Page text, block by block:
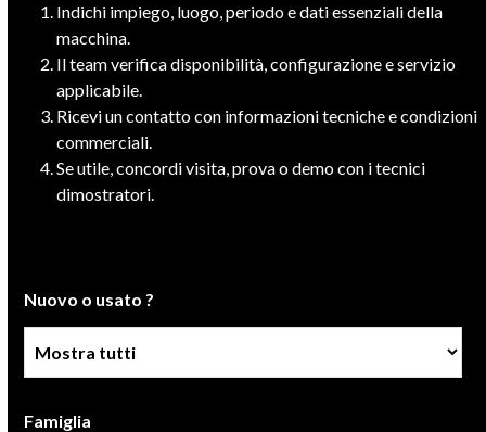
Indichi impiego, luogo, periodo e dati essenziali della
macchina.
Il team verifica disponibilità, configurazione e servizio
applicabile.
Ricevi un contatto con informazioni tecniche e condizioni
commerciali.
Se utile, concordi visita, prova o demo con i tecnici
dimostratori.
Nuovo o usato ?
Famiglia